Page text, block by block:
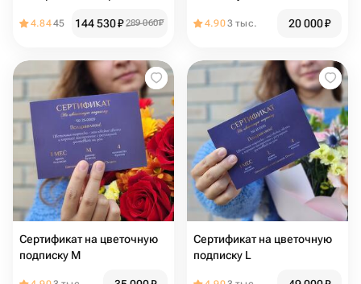
Плюс»
4.8445 144 530₽ 289 060₽ 4.903 тыс. 20 000₽
Сертификат на цветочную
подписку M
Сертификат на цветочную
подписку L